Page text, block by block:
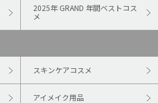
2025年 GRAND 年間ベストコス
メ
スキンケアコスメ
アイメイク用品